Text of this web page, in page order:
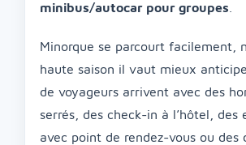
minibus/autocar pour groupes
Minorque se parcourt facilement,
haute saison il vaut mieux
de voyageurs arrivent avec des
serrés, des check-in à l’hôtel, des
avec point de rendez-vous ou des